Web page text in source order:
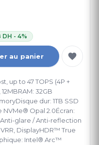
au panier
DH - 4%
up to 47 TOPS (4P +
32GB
dur: 1TB SSD
NVMe® Opal 2.0Écran:
Anti-glare / Anti-reflection
DisplayHDR™ True
Intel® Arc™